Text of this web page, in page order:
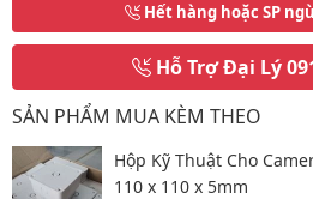
Hết hàng hoặc SP
Hỗ Trợ Đại Lý
SẢN PHẨM MUA KÈM THEO
Hộp Kỹ Thuật Cho
110 x 110 x 5mm